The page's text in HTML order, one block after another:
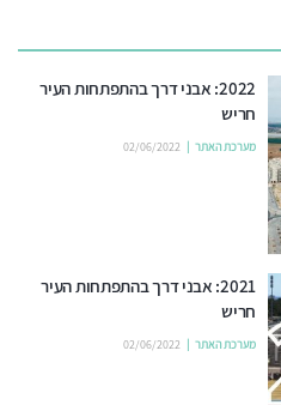
2022: אבני דרך בהתפתחות העיר
חריש
מערכת האתר 02/06/2022
2021: אבני דרך בהתפתחות העיר
חריש
מערכת האתר 02/06/2022